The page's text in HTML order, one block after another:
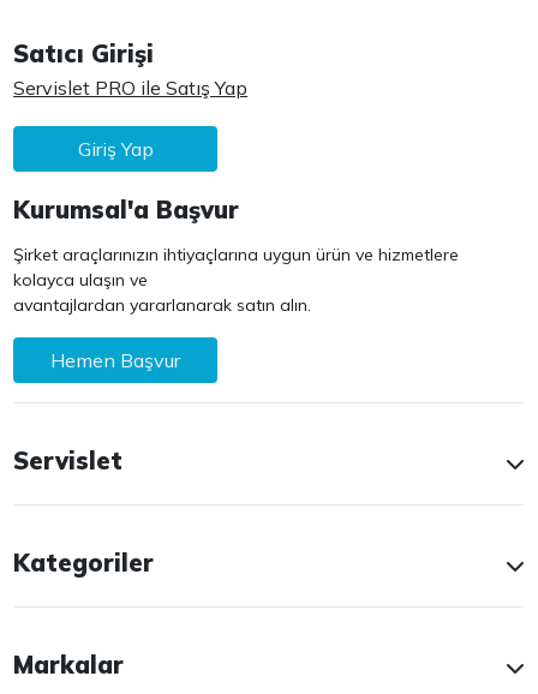
Satıcı Girişi
Servislet PRO ile Satış Yap
Giriş Yap
Kurumsal'a Başvur
Şirket araçlarınızın ihtiyaçlarına uygun ürün ve hizmetlere
kolayca ulaşın ve
avantajlardan yararlanarak satın alın.
Hemen Başvur
Servislet
Kategoriler
Markalar